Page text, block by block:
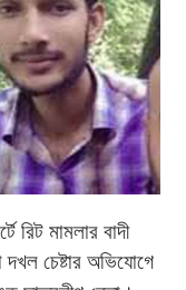
রিট মামলার বাদী
দখল চেষ্টার অভিযোগে